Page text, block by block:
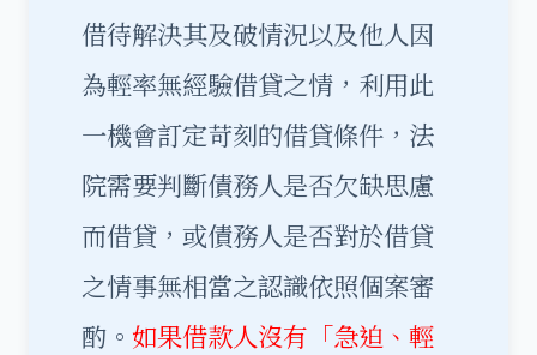
借待解決其及破情況以及他人因
為輕率無經驗借貸之情，利用此
一機會訂定苛刻的借貸條件，法
院需要判斷債務人是否欠缺思慮
而借貸，或債務人是否對於借貸
之情事無相當之認識依照個案審
酌。 如果借款人沒有「急迫、輕